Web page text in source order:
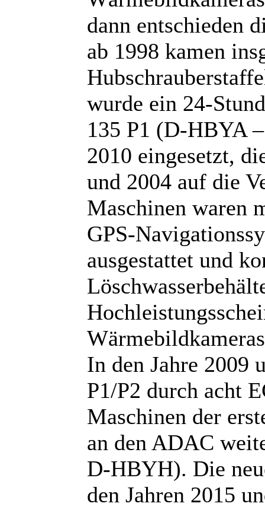
dann entschieden
ab 1998 kamen
wurde ein 24-
135 P1 (D-HBYA
2010 eingesetzt,
und 2004 auf die
Maschinen waren
GPS-
ausgestattet und
In den Jahre 2009
P1/P2 durch acht
Maschinen der
an den ADAC
D-HBYH). Die
den Jahren 2015